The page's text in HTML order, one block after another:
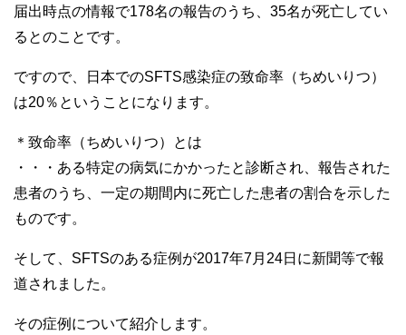
届出時点の情報で178名の報告のうち、35名が死亡してい
るとのことです。
ですので、日本でのSFTS感染症の致命率（ちめいりつ）
は20％ということになります。
＊致命率（ちめいりつ）とは
・・・ある特定の病気にかかったと診断され、報告された
患者のうち、一定の期間内に死亡した患者の割合を示した
ものです。
そして、SFTSのある症例が2017年7月24日に新聞等で報
道されました。
その症例について紹介します。